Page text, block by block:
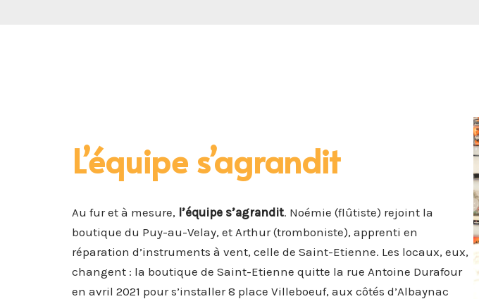
L’équipe s’agrandit
Au fur et à mesure, l’équipe s’agrandit. Noémie (flûtiste) rejoint la
boutique du Puy-au-Velay, et Arthur (tromboniste), apprenti en
réparation d’instruments à vent, celle de Saint-Etienne. Les locaux, eux,
changent : la boutique de Saint-Etienne quitte la rue Antoine Durafour
en avril 2021 pour s’installer 8 place Villeboeuf, aux côtés d’Albaynac